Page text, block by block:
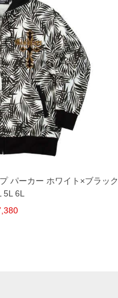
パーカー ホワイト×ブラック
5L 6L